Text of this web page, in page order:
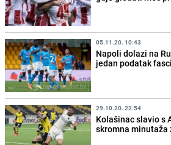
05.11.20. 10:43
Napoli dolazi na
jedan podatak
29.10.20. 22:54
Kolašinac slavio s
skromna minutaža